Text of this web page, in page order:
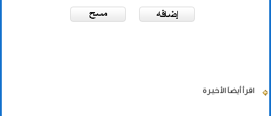
اقرأ أيضاً الأخيرة